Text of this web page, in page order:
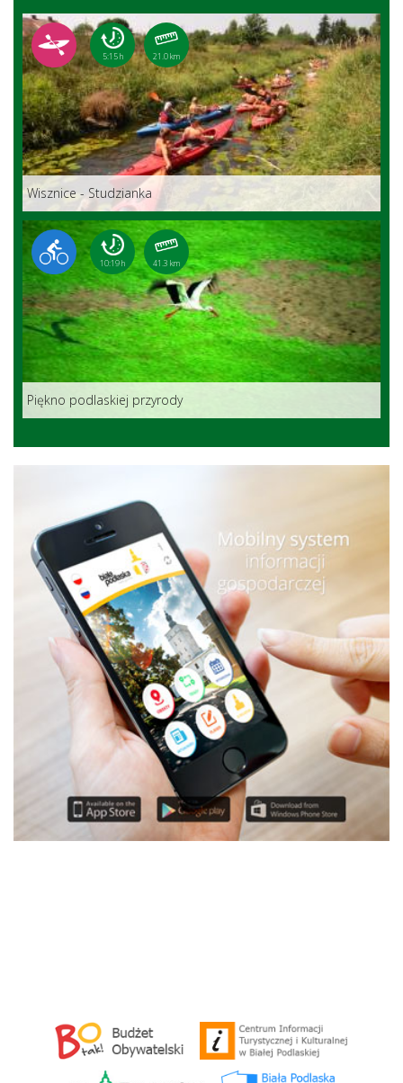
5:15 h 21.0 km
Wisznice - Studzianka
10:19 h 41.3 km
Piękno podlaskiej przyrody